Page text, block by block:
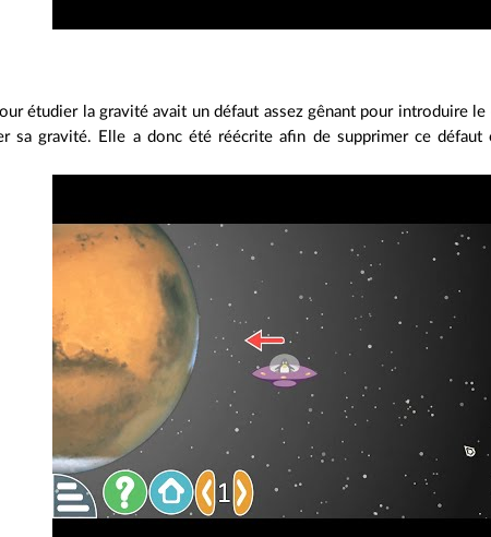
étudier la gravité avait un défaut assez gênant pour introduire
sa gravité. Elle a donc été réécrite afin de supprimer ce